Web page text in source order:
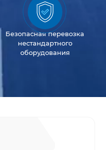
Безопасная перевозка
нестандартного
оборудования